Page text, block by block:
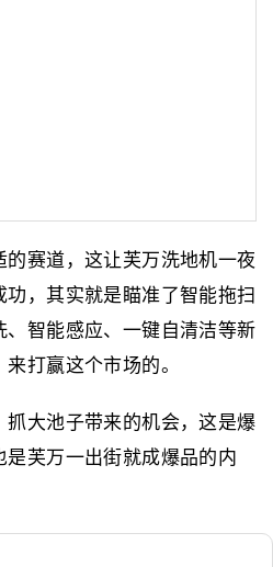
赛道，这让芙万洗地机一夜
，其实就是瞄准了智能拖扫
智能感应、一键自清洁等新
打赢这个市场的。
大池子带来的机会，这是爆
芙万一出街就成爆品的内